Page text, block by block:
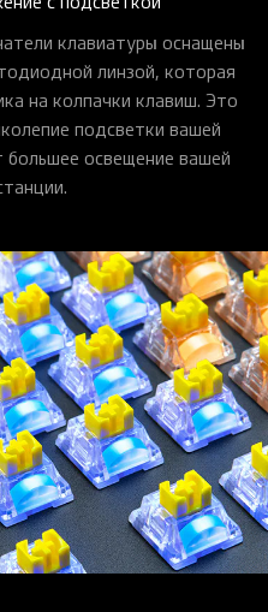
клавиатуры оснащены
линзой, которая
на колпачки клавиш. Это
подсветки вашей
большее освещение вашей